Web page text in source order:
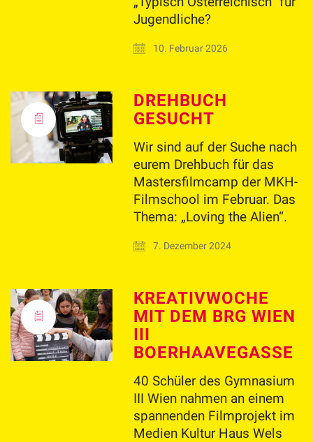
Jugendliche?
10. Februar 2026
DREHBUCH
GESUCHT
Wir sind auf der Suche nach
eurem Drehbuch für das
Mastersfilmcamp der MKH-
Filmschool im Februar. Das
Thema: „Loving the Alien“.
7. Dezember 2024
KREATIVWOCHE
MIT DEM BRG WIEN
III
BOERHAAVEGASSE
40 Schüler des Gymnasium
III Wien nahmen an einem
spannenden Filmprojekt im
Medien Kultur Haus Wels